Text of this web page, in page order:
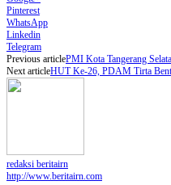
Pinterest
WhatsApp
Linkedin
Telegram
Previous articlePMI Kota Tangerang
Next articleHUT Ke-26, PDAM Tirta
redaksi beritairn
http://www.beritairn.com